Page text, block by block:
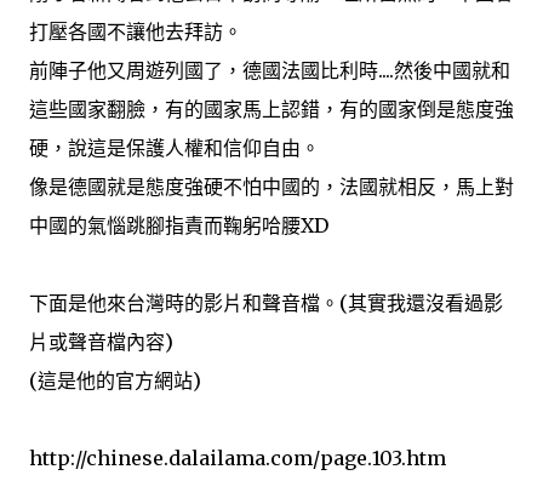
打壓各國不讓他去拜訪。
前陣子他又周遊列國了，德國法國比利時....然後中國就和
這些國家翻臉，有的國家馬上認錯，有的國家倒是態度強
硬，說這是保護人權和信仰自由。
像是德國就是態度強硬不怕中國的，法國就相反，馬上對
中國的氣惱跳腳指責而鞠躬哈腰XD
下面是他來台灣時的影片和聲音檔。(其實我還沒看過影
片或聲音檔內容)
(這是他的官方網站)
http://chinese.dalailama.com/page.103.htm